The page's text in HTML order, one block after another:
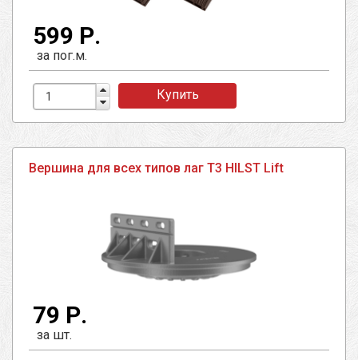
599 Р.
за пог.м.
Купить
Вершина для всех типов лаг T3 HILST Lift
79 Р.
за шт.